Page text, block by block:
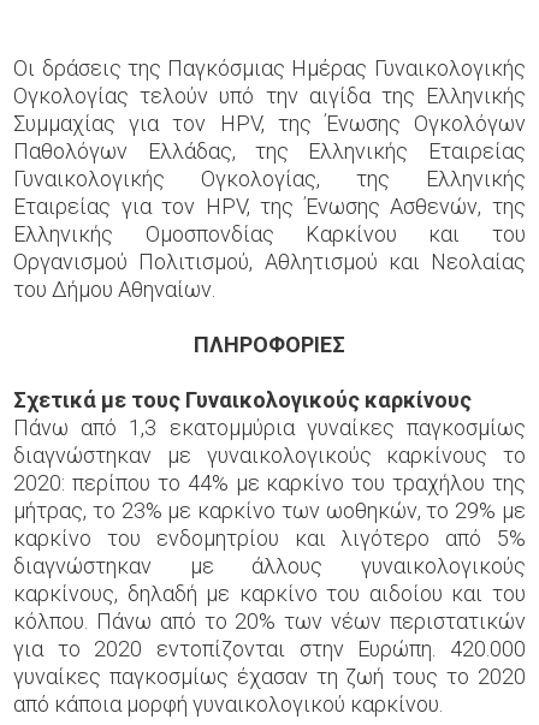
Οι δράσεις της Παγκόσμιας Ημέρας Γυναικολογικής
Ογκολογίας τελούν υπό την αιγίδα της Ελληνικής
Συμμαχίας για τον HPV, της Ένωσης Ογκολόγων
Παθολόγων Ελλάδας, της Ελληνικής Εταιρείας
Γυναικολογικής Ογκολογίας, της Ελληνικής
Εταιρείας για τον HPV, της Ένωσης Ασθενών, της
Ελληνικής Ομοσπονδίας Καρκίνου και του
Οργανισμού Πολιτισμού, Αθλητισμού και Νεολαίας
του Δήμου Αθηναίων.
ΠΛΗΡΟΦΟΡΙΕΣ
Σχετικά με τους Γυναικολογικούς καρκίνους
Πάνω από 1,3 εκατομμύρια γυναίκες παγκοσμίως
διαγνώστηκαν με γυναικολογικούς καρκίνους το
2020: περίπου το 44% με καρκίνο του τραχήλου της
μήτρας, το 23% με καρκίνο των ωοθηκών, το 29% με
καρκίνο του ενδομητρίου και λιγότερο από 5%
διαγνώστηκαν με άλλους γυναικολογικούς
καρκίνους, δηλαδή με καρκίνο του αιδοίου και του
κόλπου. Πάνω από το 20% των νέων περιστατικών
για το 2020 εντοπίζονται στην Ευρώπη. 420.000
γυναίκες παγκοσμίως έχασαν τη ζωή τους το 2020
από κάποια μορφή γυναικολογικού καρκίνου.